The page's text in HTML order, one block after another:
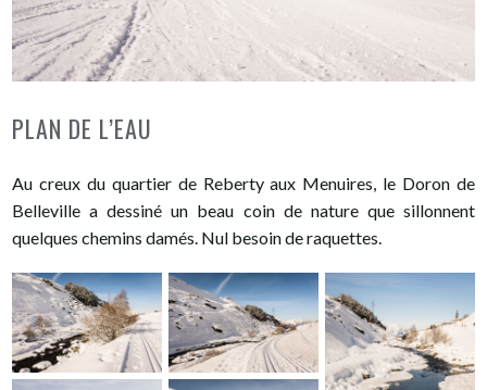
PLAN DE L’EAU
Au creux du quartier de Reberty aux Menuires, le Doron de
Belleville a dessiné un beau coin de nature que sillonnent
quelques chemins damés. Nul besoin de raquettes.